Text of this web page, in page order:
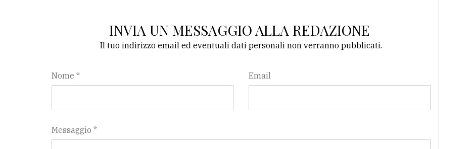
INVIA UN MESSAGGIO ALLA REDAZIONE
Il tuo indirizzo email ed eventuali dati personali non verranno pubblicati.
Nome * Email
Messaggio *